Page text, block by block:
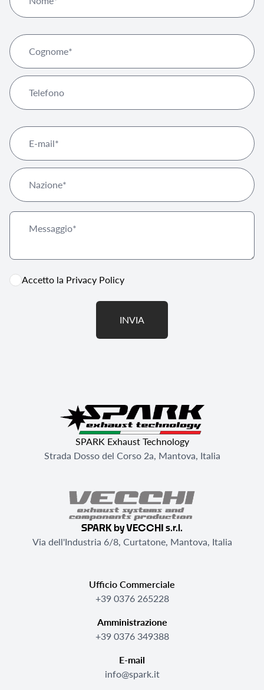
Accetto la Privacy Policy
INVIA
SPARK Exhaust Technology
Strada Dosso del Corso 2a, Mantova, Italia
SPARK by VECCHI s.r.l.
Via dell'Industria 6/8, Curtatone, Mantova, Italia
Ufficio Commerciale
+39 0376 265228
Amministrazione
+39 0376 349388
E-mail
info@spark.it